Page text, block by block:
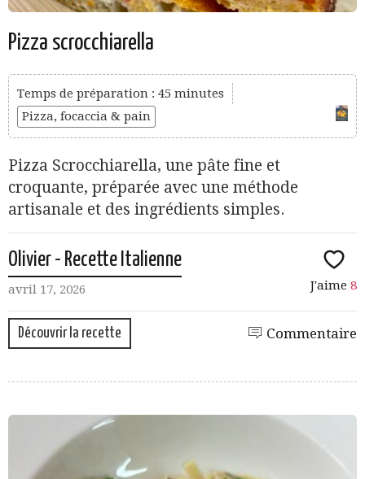
Pizza scrocchiarella
Temps de préparation : 45 minutes
Pizza, focaccia & pain
Pizza Scrocchiarella, une pâte fine et
croquante, préparée avec une méthode
artisanale et des ingrédients simples.
Olivier - Recette Italienne
avril 17, 2026 J'aime 8
Découvrir la recette Commentaire